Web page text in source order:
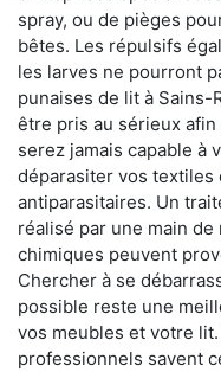
spray, ou de pièges
bêtes. Les répulsifs
les larves ne pourront
punaises de lit à
être pris au sérieux afin
serez jamais capable à
déparasiter vos textiles
antiparasitaires. Un
réalisé par une main
chimiques peuvent
Chercher à se
possible reste une
vos meubles et votre
professionnels savent